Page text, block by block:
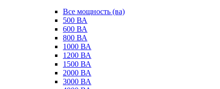
Все мощность (ва)
500 ВА
600 ВА
800 ВА
1000 ВА
1200 ВА
1500 ВА
2000 ВА
3000 ВА